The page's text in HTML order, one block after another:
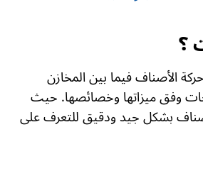
؟
الأصناف فيما بين المخازن
وفق ميزاتها وخصائصها. حيث
بشكل جيد ودقيق للتعرف على